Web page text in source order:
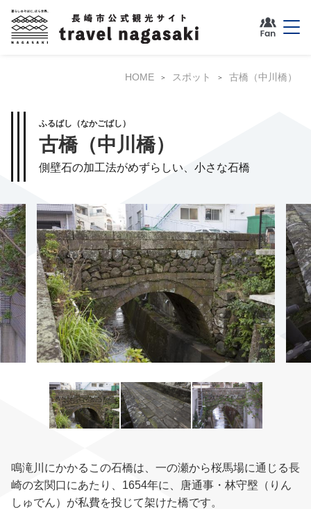
HOME スポット 古橋（中川橋）
ふるばし（なかごばし）
古橋（中川橋）
側壁石の加工法がめずらしい、小さな石橋
鳴滝川にかかるこの石橋は、一の瀬から桜馬場に通じる長
崎の玄関口にあたり、1654年に、唐通事・林守壂（りん
しゅでん）が私費を投じて架けた橋です。